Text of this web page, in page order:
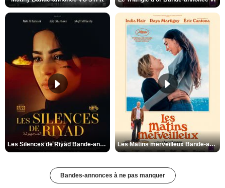
Les Silences de Riyad Bande-annonce VO STFR Les Matins merveilleux Bande-annonce VF
Bandes-annonces à ne pas manquer